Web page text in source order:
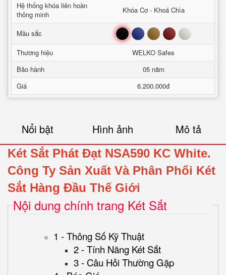
Hệ thống khóa liên hoàn
thông minh
Khóa Cơ - Khoá Chìa
Mầu sắc Đen Xanh Nâu Đỏ Trắng
Thương hiệu
WELKO Safes
Bảo hành
05 năm
Giá
6.200.000đ
Nổi bật Hình ảnh Mô tả
Két Sắt Phát Đạt NSA590 KC White.
Công Ty Sản Xuất Và Phân Phối Két
Sắt Hàng Đầu Thế Giới
Nội dung chính trang Két Sắt
1 - Thông Số Kỹ Thuật
2 - Tính Năng Két Sắt
3 - Câu Hỏi Thường Gặp